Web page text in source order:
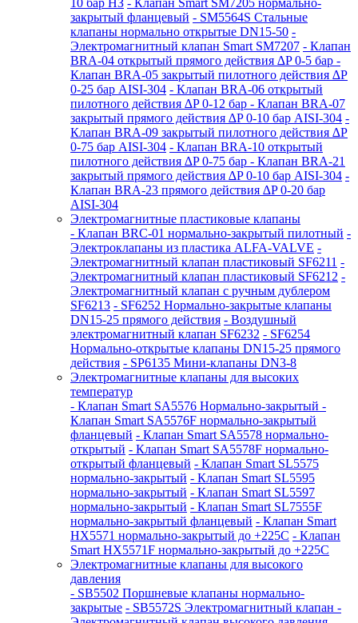
закрытый фланцевый - SM5564S Стальные
клапаны нормально открытые DN15-50 -
Электромагнитный клапан Smart SM7207 - Клапан
BRA-04 открытый прямого действия ∆P 0-5 бар -
Клапан BRA-05 закрытый пилотного действия ∆P
0-25 бар AISI-304 - Клапан BRA-06 открытый
пилотного действия ∆P 0-12 бар - Клапан BRA-07
закрытый прямого действия ∆P 0-10 бар AISI-304 -
Клапан BRA-09 закрытый пилотного действия ∆P
0-75 бар AISI-304 - Клапан BRA-10 открытый
пилотного действия ∆P 0-75 бар - Клапан BRA-21
закрытый прямого действия ∆P 0-10 бар AISI-304 -
Клапан BRA-23 прямого действия ∆P 0-20 бар
AISI-304
Электромагнитные пластиковые клапаны
- Клапан BRC-01 нормально-закрытый пилотный -
Электроклапаны из пластика ALFA-VALVE -
Электромагнитный клапан пластиковый SF6211 -
Электромагнитный клапан пластиковый SF6212 -
Электромагнитный клапан с ручным дублером
SF6213 - SF6252 Нормально-закрытые клапаны
DN15-25 прямого действия - Воздушный
электромагнитный клапан SF6232 - SF6254
Нормально-открытые клапаны DN15-25 прямого
действия - SP6135 Мини-клапаны DN3-8
Электромагнитные клапаны для высоких
температур
- Клапан Smart SA5576 Нормально-закрытый -
Клапан Smart SA5576F нормально-закрытый
фланцевый - Клапан Smart SA5578 нормально-
открытый - Клапан Smart SA5578F нормально-
открытый фланцевый - Клапан Smart SL5575
нормально-закрытый - Клапан Smart SL5595
нормально-закрытый - Клапан Smart SL5597
нормально-закрытый - Клапан Smart SL7555F
нормально-закрытый фланцевый - Клапан Smart
HX5571 нормально-закрытый до +225С - Клапан
Smart HX5571F нормально-закрытый до +225С
Электромагнитные клапаны для высокого
давления
- SB5502 Поршневые клапаны нормально-
закрытые - SB5572S Электромагнитный клапан -